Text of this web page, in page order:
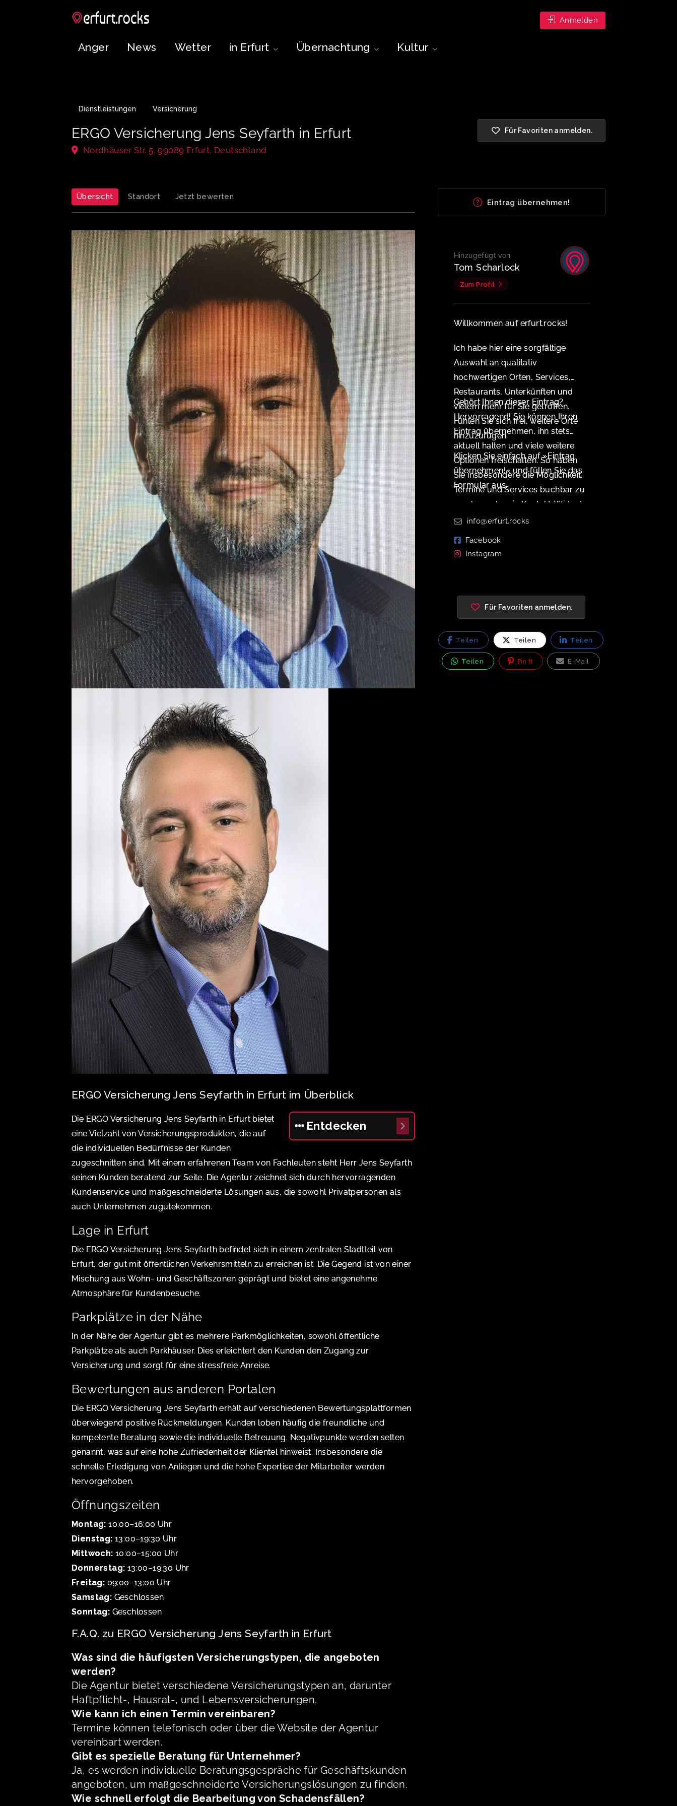
Anger News Wetter in Erfurt Übernachtung Kultur
Anmelden
Dienstleistungen Versicherung
ERGO Versicherung Jens Seyfarth in Erfurt
Nordhäuser Str. 5, 99089 Erfurt, Deutschland
Für Favoriten anmelden.
Übersicht Standort Jetzt bewerten
ERGO Versicherung Jens Seyfarth in Erfurt im Überblick
Entdecken
Die ERGO Versicherung Jens Seyfarth in Erfurt bietet
eine Vielzahl von Versicherungsprodukten, die auf
die individuellen Bedürfnisse der Kunden
zugeschnitten sind. Mit einem erfahrenen Team von Fachleuten steht Herr Jens Seyfarth
seinen Kunden beratend zur Seite. Die Agentur zeichnet sich durch hervorragenden
Kundenservice und maßgeschneiderte Lösungen aus, die sowohl Privatpersonen als
auch Unternehmen zugutekommen.
Lage in Erfurt
Die ERGO Versicherung Jens Seyfarth befindet sich in einem zentralen Stadtteil von
Erfurt, der gut mit öffentlichen Verkehrsmitteln zu erreichen ist. Die Gegend ist von einer
Mischung aus Wohn- und Geschäftszonen geprägt und bietet eine angenehme
Atmosphäre für Kundenbesuche.
Parkplätze in der Nähe
In der Nähe der Agentur gibt es mehrere Parkmöglichkeiten, sowohl öffentliche
Parkplätze als auch Parkhäuser. Dies erleichtert den Kunden den Zugang zur
Versicherung und sorgt für eine stressfreie Anreise.
Bewertungen aus anderen Portalen
Die ERGO Versicherung Jens Seyfarth erhält auf verschiedenen Bewertungsplattformen
überwiegend positive Rückmeldungen. Kunden loben häufig die freundliche und
kompetente Beratung sowie die individuelle Betreuung. Negativpunkte werden selten
genannt, was auf eine hohe Zufriedenheit der Klientel hinweist. Insbesondere die
schnelle Erledigung von Anliegen und die hohe Expertise der Mitarbeiter werden
hervorgehoben.
Öffnungszeiten
Montag: 10:00–16:00 Uhr
Dienstag: 13:00–19:30 Uhr
Mittwoch: 10:00–15:00 Uhr
Donnerstag: 13:00–19:30 Uhr
Freitag: 09:00–13:00 Uhr
Samstag: Geschlossen
Sonntag: Geschlossen
F.A.Q. zu ERGO Versicherung Jens Seyfarth in Erfurt
Was sind die häufigsten Versicherungstypen, die angeboten
werden?
Die Agentur bietet verschiedene Versicherungstypen an, darunter
Haftpflicht-, Hausrat-, und Lebensversicherungen.
Wie kann ich einen Termin vereinbaren?
Termine können telefonisch oder über die Website der Agentur
vereinbart werden.
Gibt es spezielle Beratung für Unternehmer?
Ja, es werden individuelle Beratungsgespräche für Geschäftskunden
angeboten, um maßgeschneiderte Versicherungslösungen zu finden.
Wie schnell erfolgt die Bearbeitung von Schadensfällen?
Eintrag übernehmen!
Hinzugefügt von
Tom Scharlock
Zum Profil
Willkommen auf erfurt.rocks!
Ich habe hier eine sorgfältige
Auswahl an qualitativ
hochwertigen Orten, Services,
Restaurants, Unterkünften und
vielem mehr für Sie getroffen.
Fühlen Sie sich frei, weitere Orte
hinzuzufügen.
Gehört Ihnen dieser Eintrag?
Hervorragend! Sie können Ihren
Eintrag übernehmen, ihn stets
aktuell halten und viele weitere
Optionen freischalten. So haben
Sie insbesondere die Möglichkeit,
Termine und Services buchbar zu
machen oder ein Kontakt-Widget
zu aktivieren.
Klicken Sie einfach auf »Eintrag
übernehmen!« und füllen Sie das
Formular aus.
info@erfurt.rocks
Facebook
Instagram
Für Favoriten anmelden.
Teilen Teilen Teilen
Teilen Pin It E-Mail